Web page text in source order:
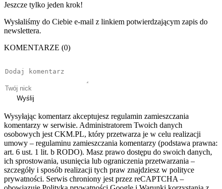
Jeszcze tylko jeden krok!
Wysłaliśmy do Ciebie e-mail z linkiem potwierdzającym zapis do
newslettera.
KOMENTARZE (0)
Wyślij
Wysyłając komentarz akceptujesz regulamin zamieszczania
komentarzy w serwisie. Administratorem Twoich danych
osobowych jest CKM.PL, który przetwarza je w celu realizacji
umowy – regulaminu zamieszczania komentarzy (podstawa prawna:
art. 6 ust. 1 lit. b RODO). Masz prawo dostępu do swoich danych,
ich sprostowania, usunięcia lub ograniczenia przetwarzania –
szczegóły i sposób realizacji tych praw znajdziesz w polityce
prywatności. Serwis chroniony jest przez reCAPTCHA –